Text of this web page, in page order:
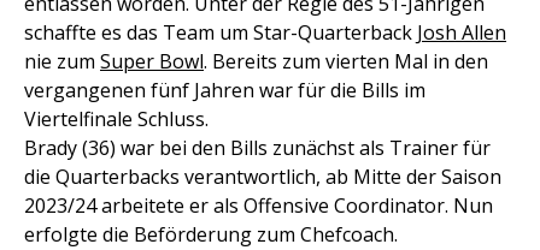
schaffte es das Team um Star-Quarterback Josh Allen
nie zum Super Bowl. Bereits zum vierten Mal in den
vergangenen fünf Jahren war für die Bills im
Viertelfinale Schluss.
Brady (36) war bei den Bills zunächst als Trainer für
die Quarterbacks verantwortlich, ab Mitte der Saison
2023/24 arbeitete er als Offensive Coordinator. Nun
erfolgte die Beförderung zum Chefcoach.